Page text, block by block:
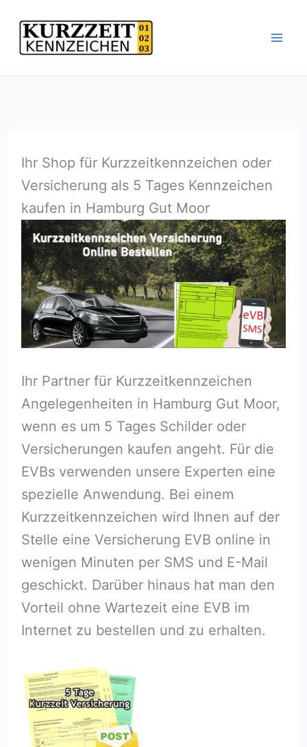
Inhalt
springen
Ihr Shop für Kurzzeitkennzeichen oder
Versicherung als 5 Tages Kennzeichen
kaufen in Hamburg Gut Moor
Ihr Partner für Kurzzeitkennzeichen
Angelegenheiten in Hamburg Gut Moor,
wenn es um 5 Tages Schilder oder
Versicherungen kaufen angeht. Für die
EVBs verwenden unsere Experten eine
spezielle Anwendung. Bei einem
Kurzzeitkennzeichen wird Ihnen auf der
Stelle eine Versicherung EVB online in
wenigen Minuten per SMS und E-Mail
geschickt. Darüber hinaus hat man den
Vorteil ohne Wartezeit eine EVB im
Internet zu bestellen und zu erhalten.